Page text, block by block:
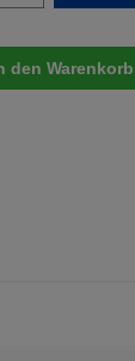
den
den Warenkorb